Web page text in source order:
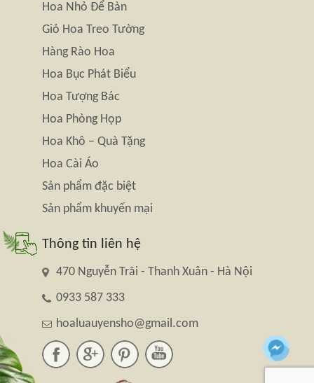
Hoa Nhỏ Để Bàn
Giỏ Hoa Treo Tường
Hàng Rào Hoa
Hoa Bục Phát Biểu
Hoa Tượng Bác
Hoa Phòng Họp
Hoa Khô – Quà Tặng
Hoa Cài Áo
Sản phẩm đặc biệt
Sản phẩm khuyến mại
Thông tin liên hệ
470 Nguyễn Trãi - Thanh Xuân - Hà Nội
0933 587 333
hoaluauyensho@gmail.com